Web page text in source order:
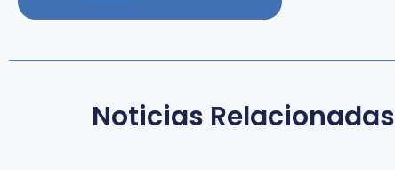
Noticias Relacionadas